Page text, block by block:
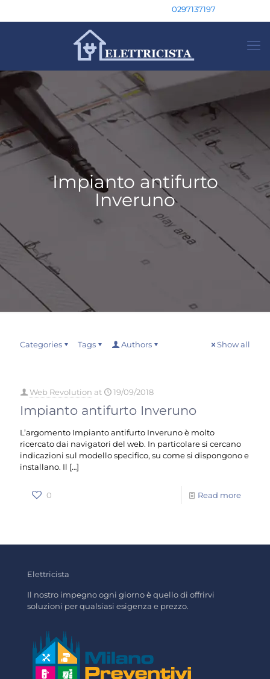
0297137197
Impianto antifurto
Inveruno
Categories Tags Authors Show all
Web Revolution at 19/09/2018
Impianto antifurto Inveruno
L’argomento Impianto antifurto Inveruno è molto
ricercato dai navigatori del web. In particolare si cercano
indicazioni sul modello specifico, su come si dispongono e
installano. Il […]
0 Read more
Elettricista
Il nostro impegno ogni giorno è quello di offrirvi
soluzioni per qualsiasi esigenza e prezzo.